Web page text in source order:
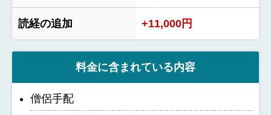
読経の追加 +11,000円
料金に含まれている内容
僧侶手配